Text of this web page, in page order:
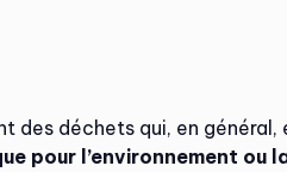
déchets qui, en général,
pour l’environnement ou